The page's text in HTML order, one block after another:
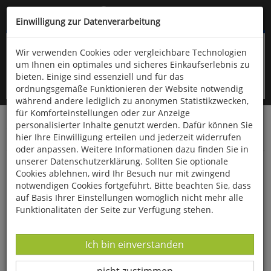
Kompletten Head der Seite überspringen
oder (06766) 9323-960
Startseite Haushalt & Garten
Küche & Haushalt
Besen, Bürsten & Putzmittel
Großraumbesen
Einwilligung zur Datenverarbeitung
Wir verwenden Cookies oder vergleichbare Technologien
um Ihnen ein optimales und sicheres Einkaufserlebnis zu
bieten. Einige sind essenziell und für das
ordnungsgemäße Funktionieren der Website notwendig
während andere lediglich zu anonymen Statistikzwecken,
für Komforteinstellungen oder zur Anzeige
personalisierter Inhalte genutzt werden. Dafür können Sie
hier Ihre Einwilligung erteilen und jederzeit widerrufen
oder anpassen. Weitere Informationen dazu finden Sie in
unserer Datenschutzerklärung. Sollten Sie optionale
Cookies ablehnen, wird Ihr Besuch nur mit zwingend
notwendigen Cookies fortgeführt. Bitte beachten Sie, dass
auf Basis Ihrer Einstellungen womöglich nicht mehr alle
Funktionalitäten der Seite zur Verfügung stehen.
Datenverarbeitung -
Ich bin einverstanden